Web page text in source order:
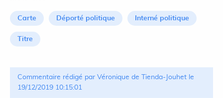
Carte Déporté politique Interné politique
Titre
Commentaire rédigé par Véronique de Tienda-Jouhet le
19/12/2019 10:15:01